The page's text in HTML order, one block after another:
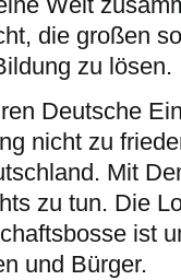
die großen
zu lösen.
Deutsche
nicht zu
Mit
zu tun. Die
ist
und Bürger.